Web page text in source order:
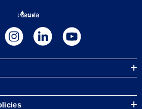
เชื่อมต่อ